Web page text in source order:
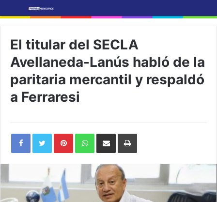
El titular del SECLA
Avellaneda-Lanús habló de la
paritaria mercantil y respaldó
a Ferraresi
PinterestWhatsAppShare
Email
Print